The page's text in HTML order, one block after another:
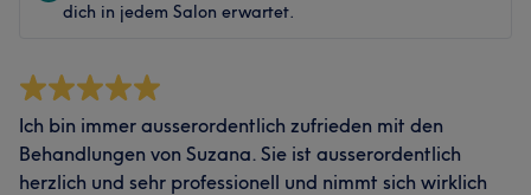
dich in jedem Salon erwartet.
Ich bin immer ausserordentlich zufrieden mit den
Behandlungen von Suzana. Sie ist ausserordentlich
herzlich und sehr professionell und nimmt sich wirklich